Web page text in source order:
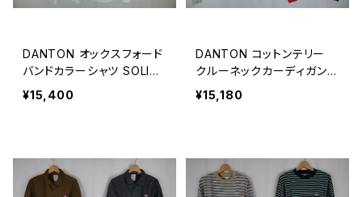
DANTON オックスフォード
バンドカラーシャツ SOLID
MEN
¥15,400
DANTON コットンテリー
クルーネックカーディガン
WOMEN
¥15,180